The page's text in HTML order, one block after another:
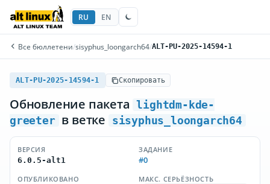
RU EN
Все бюллетени/sisyphus_loongarch64/ALT-PU-2025-14594-1
ALT-PU-2025-14594-1 Скопировать
Обновление пакета lightdm-kde-
greeter в ветке sisyphus_loongarch64
ВЕРСИЯ
6.0.5-alt1
ЗАДАНИЕ
#0
ОПУБЛИКОВАНО
МАКС. СЕРЬЁЗНОСТЬ